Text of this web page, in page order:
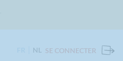
NL SE CONNECTER